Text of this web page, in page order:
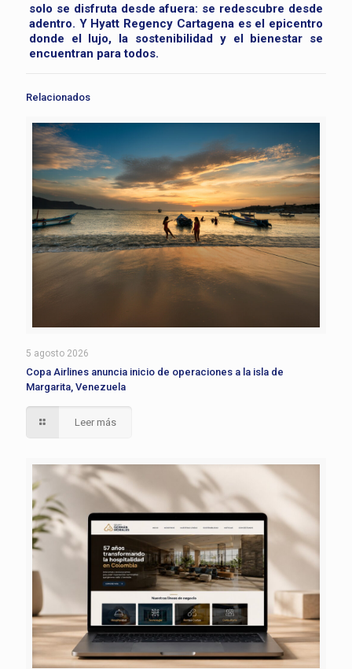
solo se disfruta desde afuera: se redescubre desde
adentro. Y Hyatt Regency Cartagena es el epicentro
donde el lujo, la sostenibilidad y el bienestar se
encuentran para todos.
Relacionados
5 agosto 2026
Copa Airlines anuncia inicio de operaciones a la isla de
Margarita, Venezuela
Leer más